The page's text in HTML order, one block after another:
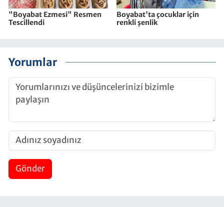
"Boyabat Ezmesi" Resmen
Tescillendi
Boyabat'ta çocuklar için
renkli şenlik
Yorumlar
Gönder